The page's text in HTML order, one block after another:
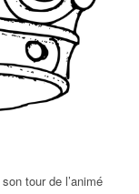
son tour de l’animé